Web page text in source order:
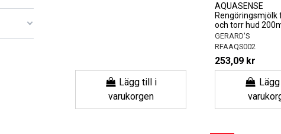
Lägg till i
varukorgen
AQUASENSE
Rengöringsmjölk
och torr hud
GERARD'S
RFAAQS002
253,09 kr